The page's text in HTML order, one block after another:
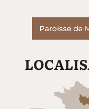
Paroisse de